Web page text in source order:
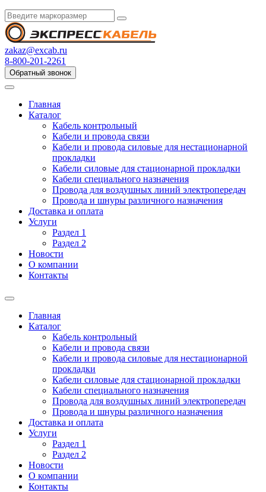
zakaz@excab.ru
8-800-201-2261
Обратный звонок
Главная
Каталог
Кабель контрольный
Кабели и провода связи
Кабели и провода силовые для нестационарной
прокладки
Кабели силовые для стационарной прокладки
Кабели специального назначения
Провода для воздушных линий электропередач
Провода и шнуры различного назначения
Доставка и оплата
Услуги
Раздел 1
Раздел 2
Новости
О компании
Контакты
Главная
Каталог
Кабель контрольный
Кабели и провода связи
Кабели и провода силовые для нестационарной
прокладки
Кабели силовые для стационарной прокладки
Кабели специального назначения
Провода для воздушных линий электропередач
Провода и шнуры различного назначения
Доставка и оплата
Услуги
Раздел 1
Раздел 2
Новости
О компании
Контакты